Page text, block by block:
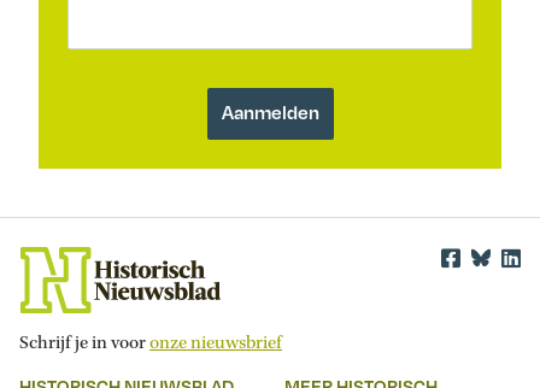
Schrijf je in vooronze nieuwsbrief